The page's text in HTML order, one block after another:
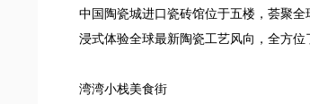
中国陶瓷城进口瓷砖馆位于五楼，荟聚
浸式体验全球最新陶瓷工艺风向，全方位
湾湾小栈美食街